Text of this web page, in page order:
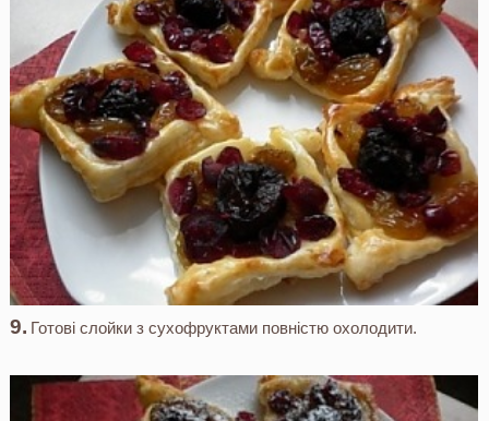
Готові слойки з сухофруктами повністю охолодити.